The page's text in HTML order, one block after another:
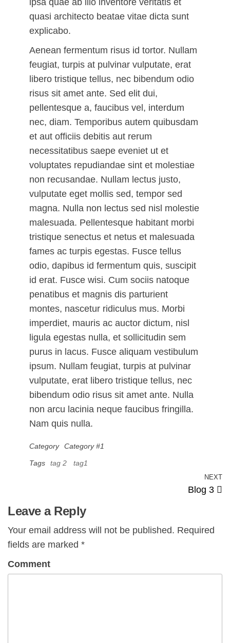
ipsa quae ab illo inventore veritatis et
quasi architecto beatae vitae dicta sunt
explicabo.
Aenean fermentum risus id tortor. Nullam
feugiat, turpis at pulvinar vulputate, erat
libero tristique tellus, nec bibendum odio
risus sit amet ante. Sed elit dui,
pellentesque a, faucibus vel, interdum
nec, diam. Temporibus autem quibusdam
et aut officiis debitis aut rerum
necessitatibus saepe eveniet ut et
voluptates repudiandae sint et molestiae
non recusandae. Nullam lectus justo,
vulputate eget mollis sed, tempor sed
magna. Nulla non lectus sed nisl molestie
malesuada. Pellentesque habitant morbi
tristique senectus et netus et malesuada
fames ac turpis egestas. Fusce tellus
odio, dapibus id fermentum quis, suscipit
id erat. Fusce wisi. Cum sociis natoque
penatibus et magnis dis parturient
montes, nascetur ridiculus mus. Morbi
imperdiet, mauris ac auctor dictum, nisl
ligula egestas nulla, et sollicitudin sem
purus in lacus. Fusce aliquam vestibulum
ipsum. Nullam feugiat, turpis at pulvinar
vulputate, erat libero tristique tellus, nec
bibendum odio risus sit amet ante. Nulla
non arcu lacinia neque faucibus fringilla.
Nam quis nulla.
Category Category #1
Tags tag 2 tag1
NEXT
Blog 3
Leave a Reply
Your email address will not be published. Required
fields are marked *
Comment